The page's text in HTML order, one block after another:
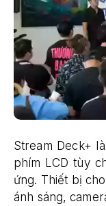
Stream Deck+
phím LCD tùy
ứng. Thiết bị
ánh sáng,